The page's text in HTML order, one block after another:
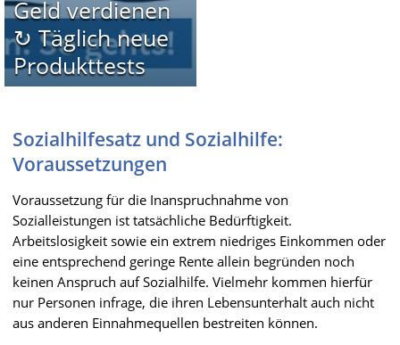
Geld verdienen
↻ Täglich neue
Produkttests
Sozialhilfesatz und Sozialhilfe:
Voraussetzungen
Voraussetzung für die Inanspruchnahme von
Sozialleistungen ist tatsächliche Bedürftigkeit.
Arbeitslosigkeit sowie ein extrem niedriges Einkommen oder
eine entsprechend geringe Rente allein begründen noch
keinen Anspruch auf Sozialhilfe. Vielmehr kommen hierfür
nur Personen infrage, die ihren Lebensunterhalt auch nicht
aus anderen Einnahmequellen bestreiten können.